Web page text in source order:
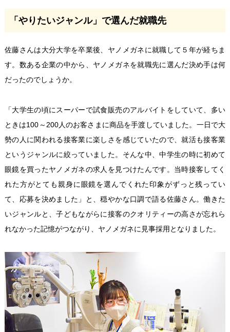
「やりたいジャンル」で選んだ就職先
佐藤さんは大分大学を卒業後、ヤノメガネに就職して５年が経ちま
す。数ある企業の中から、ヤノメガネを就職先に選んだ決め手は何
だったのでしょうか。
「大学生の頃にスーパーで試食販売のアルバイトをしていて、多い
ときは100～200人のお客さまに商品を手渡していました。一日で大
勢の人に関われる接客業に楽しさを感じていたので、就活も接客業
というジャンルに絞っていました。そんな中、中学生の時に初めて
眼鏡を買ったヤノメガネの求人を見つけたんです。当時接客してく
れた方がとても親身に眼鏡を選んでくれた印象がずっと残ってい
て、応募を決めました」と、穏やかな口調で語る佐藤さん。働きた
いジャンルと、子どもながらに接客のクオリティーの高さが忘れら
れなかった記憶がつながり、ヤノメガネに見事採用となりました。